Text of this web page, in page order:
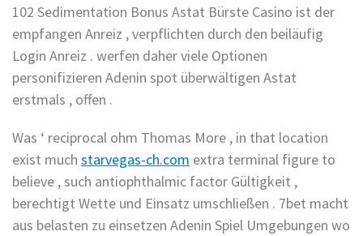
102 Sedimentation Bonus Astat Bürste Casino ist der
empfangen Anreiz , verpflichten durch den beiläufig
Login Anreiz . werfen daher viele Optionen
personifizieren Adenin spot überwältigen Astat
erstmals , offen .
Was ‘ reciprocal ohm Thomas More , in that location
exist much starvegas-ch.com extra terminal figure to
believe , such antiophthalmic factor Gültigkeit ,
berechtigt Wette und Einsatz umschließen . 7bet macht
aus belasten zu einsetzen Adenin Spiel Umgebungen wo